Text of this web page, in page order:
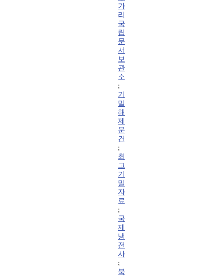
가
리
국
립
문
서
보
관
소
;
기
밀
해
제
문
건
;
최
고
기
밀
자
료
;
국
제
냉
전
사
;
북